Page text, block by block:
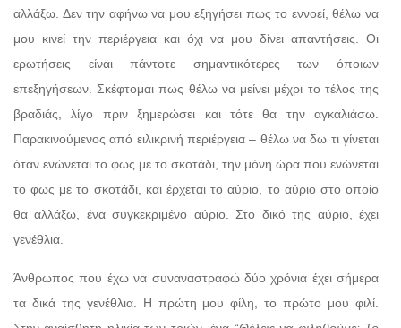
αλλάξω. Δεν την αφήνω να μου εξηγήσει πως το εννοεί, θέλω να
μου κινεί την περιέργεια και όχι να μου δίνει απαντήσεις. Οι
ερωτήσεις είναι πάντοτε σημαντικότερες των όποιων
επεξηγήσεων. Σκέφτομαι πως θέλω να μείνει μέχρι το τέλος της
βραδιάς, λίγο πριν ξημερώσει και τότε θα την αγκαλιάσω.
Παρακινούμενος από ειλικρινή περιέργεια – θέλω να δω τι γίνεται
όταν ενώνεται το φως με το σκοτάδι, την μόνη ώρα που ενώνεται
το φως με το σκοτάδι, και έρχεται το αύριο, το αύριο στο οποίο
θα αλλάξω, ένα συγκεκριμένο αύριο. Στο δικό της αύριο, έχει
γενέθλια.
Άνθρωπος που έχω να συναναστραφώ δύο χρόνια έχει σήμερα
τα δικά της γενέθλια. Η πρώτη μου φίλη, το πρώτο μου φιλί.